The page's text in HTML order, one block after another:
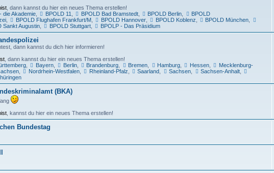
, dann kannst du hier ein neues Thema erstellen!
die Akademie, BPOLD 11 BPOLD Bad Bramstedt, BPOLD Berlin
BPOLD
BPOLD Flughafen Frankfurt/M, BPOLD Hannover, BPOLD Koblenz BPOLD München
Sankt Augustin, BPOLD Stuttgart, BPOLP - Das Präsidium
dann kannst du dich hier informieren!
, dann kannst du hier ein neues Thema erstellen!
, Bayern, Berlin, Brandenburg Bremen Hamburg Hessen,
Mecklenburg-
, Nordrhein-Westfalen, Rheinland-Pfalz Saarland Sachsen Sachsen-Anhalt
(BKA)
, kannst du hier ein neues Thema erstellen!
Bundestag